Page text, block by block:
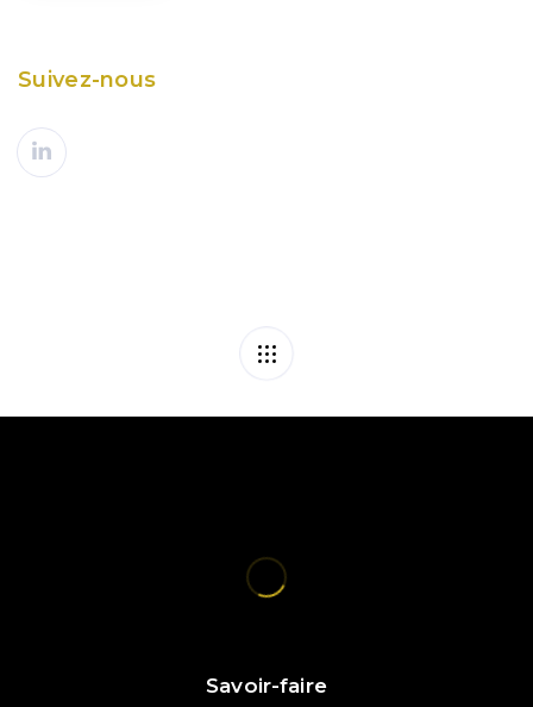
Suivez-nous
Savoir-faire